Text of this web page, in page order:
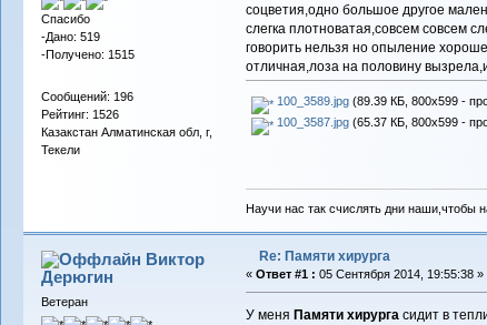
Спасибо
-Дано: 519
-Получено: 1515
Сообщений: 196
Рейтинг: 1526
Казакстан Алматинская обл, г,
Текели
соцветия,одно большое другое
слегка плотноватая,совсем совсем
говорить нельзя но опыление
отличная,лоза на половину
100_3589.jpg(89.39 КБ, 800x599 -
100_3587.jpg(65.37 КБ, 800x599 -
Научи нас так счислять дни наши,чтобы
Виктор
Дерюгин
Ветеран
Re: Памяти хирурга
« Ответ #1 : 05 Сентября 2014, 19:55:38 »
У меня Памяти хирургасидит в